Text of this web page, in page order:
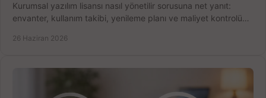
Kurumsal yazılım lisansı nasıl yönetilir sorusuna net yanıt:
envanter, kullanım takibi, yenileme planı ve maliyet kontrolü
26 Haziran 2026